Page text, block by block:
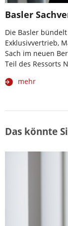
Basler
Die Basler
Exklusivvertrieb,
Sach im neuen
Teil des Ressorts
mehr
Das könnte